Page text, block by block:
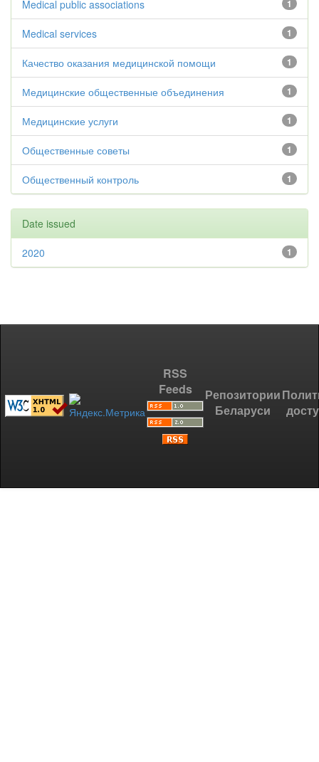
1
Medical public associations
1
Medical services
1
Качество оказания медицинской помощи
1
Медицинские общественные объединения
1
Медицинские услуги
1
Общественные советы
1
Общественный контроль
Date issued
1
2020
RSS
Feeds
Репозитории
Беларуси